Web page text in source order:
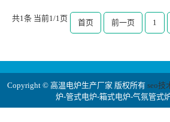
共1条 当前1/1页 首页 前一页 1
Copyright © 高温电炉生产厂家 版权所有 seo技
炉-管式电炉-箱式电炉-气氛管式